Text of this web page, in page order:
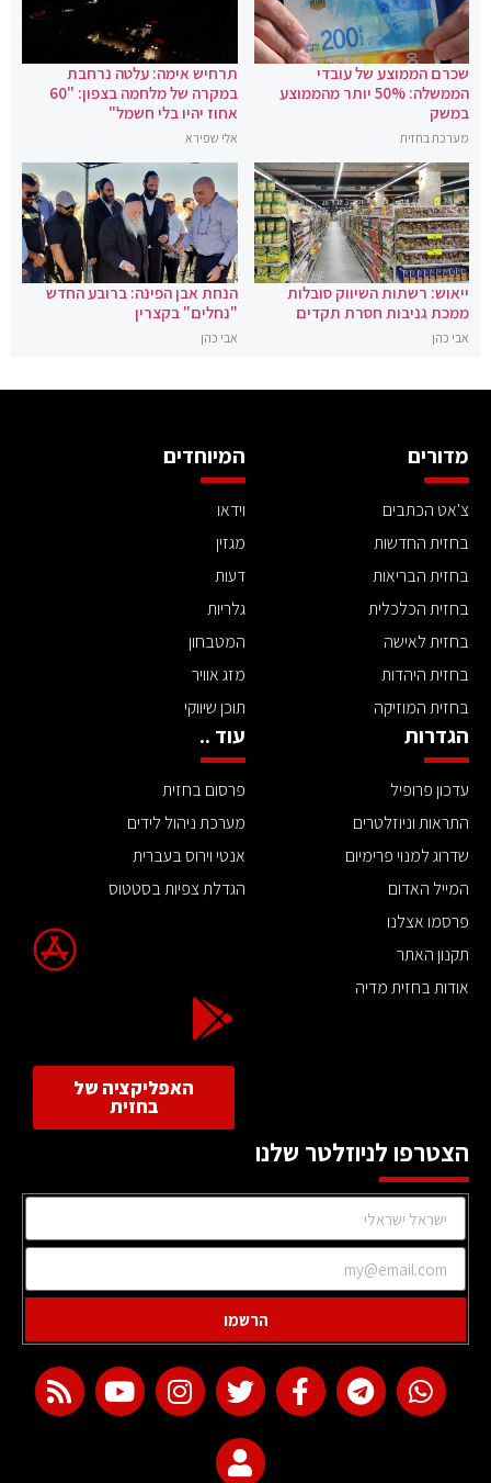
שכרם הממוצע של עובדי
הממשלה: 50% יותר מהממוצע
במשק
מערכת בחזית
תרחיש אימה: עלטה נרחבת
במקרה של מלחמה בצפון: "60
אחוז יהיו בלי חשמל"
אלי שפירא
ייאוש: רשתות השיווק סובלות
ממכת גניבות חסרת תקדים
אבי כהן
הנחת אבן הפינה: ברובע החדש
"נחלים" בקצרין
אבי כהן
מדורים
צ'אט הכתבים
בחזית החדשות
בחזית הבריאות
בחזית הכלכלית
בחזית לאישה
בחזית היהדות
בחזית המוזיקה
המיוחדים
וידאו
מגזין
דעות
גלריות
המטבחון
מזג אוויר
תוכן שיווקי
הגדרות
עדכון פרופיל
התראות וניוזלטרים
שדרוג למנוי פרימיום
המייל האדום
פרסמו אצלנו
תקנון האתר
אודות בחזית מדיה
עוד ..
פרסום בחזית
מערכת ניהול לידים
אנטי וירוס בעברית
הגדלת צפיות בסטטוס
האפליקציה של
בחזית
הצטרפו לניוזלטר שלנו
הרשמו